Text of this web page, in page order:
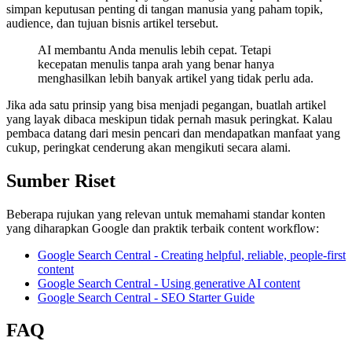
simpan keputusan penting di tangan manusia yang paham topik,
audience, dan tujuan bisnis artikel tersebut.
AI membantu Anda menulis lebih cepat. Tetapi
kecepatan menulis tanpa arah yang benar hanya
menghasilkan lebih banyak artikel yang tidak perlu ada.
Jika ada satu prinsip yang bisa menjadi pegangan, buatlah artikel
yang layak dibaca meskipun tidak pernah masuk peringkat. Kalau
pembaca datang dari mesin pencari dan mendapatkan manfaat yang
cukup, peringkat cenderung akan mengikuti secara alami.
Sumber Riset
Beberapa rujukan yang relevan untuk memahami standar konten
yang diharapkan Google dan praktik terbaik content workflow:
Google Search Central - Creating helpful, reliable, people-first
content
Google Search Central - Using generative AI content
Google Search Central - SEO Starter Guide
FAQ